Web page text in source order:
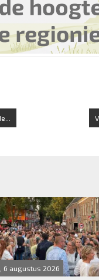
6 augustus 2026